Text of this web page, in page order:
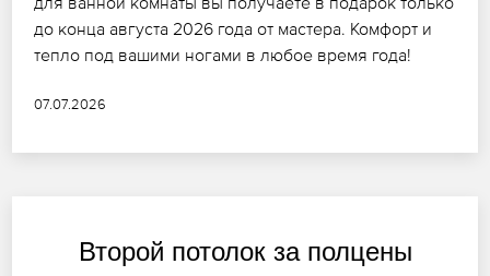
до конца августа 2026 года от мастера. Комфорт и
тепло под вашими ногами в любое время года!
07.07.2026
Второй потолок за полцены